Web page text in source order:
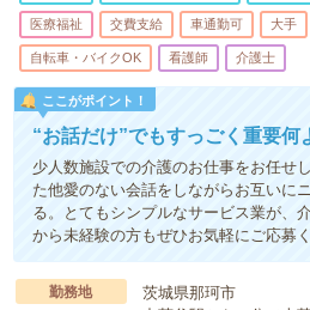
医療福祉 交費支給 車通勤可 大手
自転車・バイクOK 看護師 介護士
ここがポイント！
“お話だけ”でもすっごく重要何
少人数施設での介護のお仕事をお任せ
た他愛のない会話をしながらお互いに
る。とてもシンプルなサービス業が、
から未経験の方もぜひお気軽にご応募
勤務地
茨城県那珂市